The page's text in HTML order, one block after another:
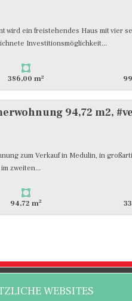
wird ein freistehendes Haus mit vier
Investitionsmöglichkeit...
386,00 m2
94,72 m2,
zum Verkauf in Medulin, in
zweiten...
94,72 m2
WEBSITES